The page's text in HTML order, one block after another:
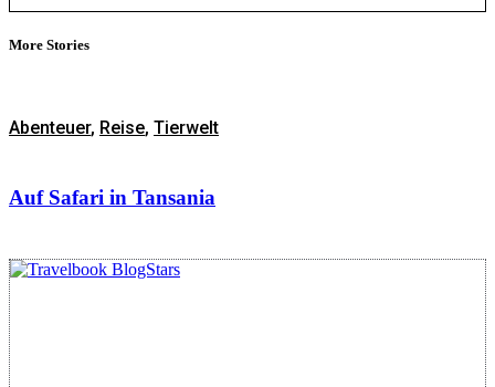
More Stories
Abenteuer, Reise, Tierwelt
Auf Safari in Tansania